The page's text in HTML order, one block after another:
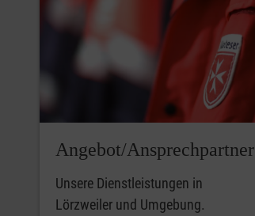
Angebot/Ansprechpartner
Unsere Dienstleistungen in
Lörzweiler und Umgebung.